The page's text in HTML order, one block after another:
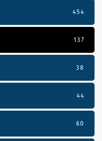
454
137
38
44
60